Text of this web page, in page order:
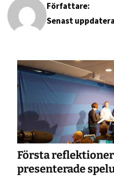
Författare:
Senast
Första
presenterade